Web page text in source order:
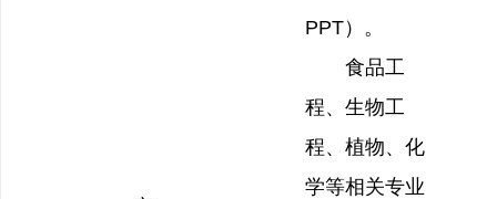
PPT）。
食品工
程、生物工
程、植物、化
学等相关专业